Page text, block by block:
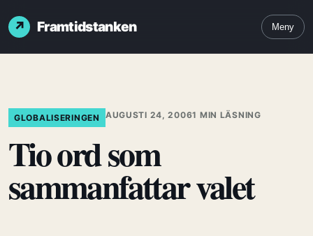
Framtidstanken Meny
GLOBALISERINGEN AUGUSTI 24, 20061 MIN LÄSNING
Tio ord som
sammanfattar valet